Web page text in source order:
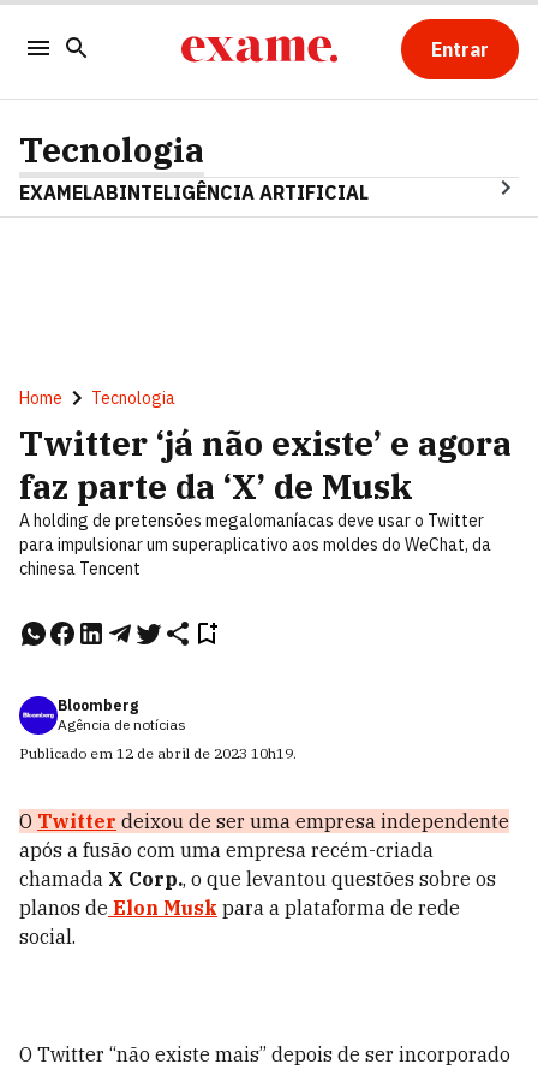
Entrar
Tecnologia
EXAMELABINTELIGÊNCIA ARTIFICIAL
Home Tecnologia
Twitter ‘já não existe’ e agora
faz parte da ‘X’ de Musk
A holding de pretensões megalomaníacas deve usar o Twitter
para impulsionar um superaplicativo aos moldes do WeChat, da
chinesa Tencent
Bloomberg
Agência de notícias
Publicado em 12 de abril de 2023 10h19.
O Twitter deixou de ser uma empresa independente
após a fusão com uma empresa recém-criada
chamada X Corp., o que levantou questões sobre os
planos de Elon Musk para a plataforma de rede
social.
O Twitter “não existe mais” depois de ser incorporado